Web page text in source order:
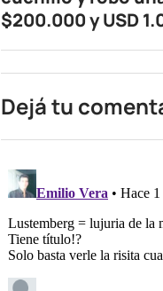
$200.000 y USD
Dejá tu